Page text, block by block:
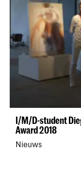
I/M/D-student
Award 2018
Nieuws